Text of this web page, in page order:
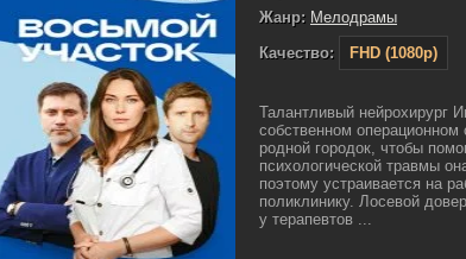
Жанр: Мелодрамы
Качество:
FHD (1080p)
Талантливый нейрохирург
собственном
родной городок, чтобы
психологической травмы
поэтому устраивается на
поликлинику. Лосевой
у терапевтов ...